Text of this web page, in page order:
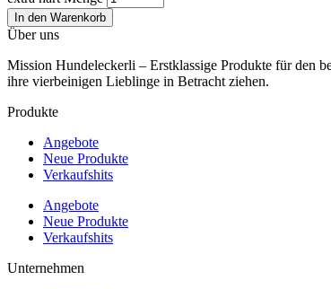
In den Warenkorb
Über uns
Mission Hundeleckerli – Erstklassige Produkte für den
ihre vierbeinigen Lieblinge in Betracht ziehen.
Produkte
Angebote
Neue Produkte
Verkaufshits
Angebote
Neue Produkte
Verkaufshits
Unternehmen